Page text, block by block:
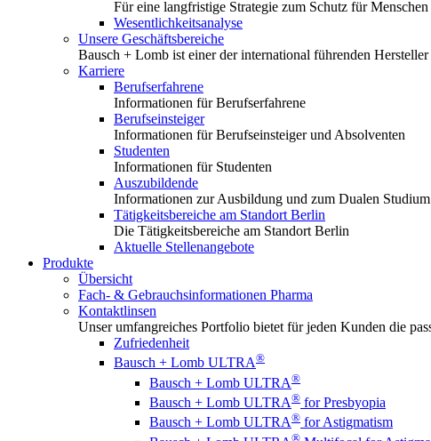
Für eine langfristige Strategie zum Schutz für
Wesentlichkeitsanalyse
Unsere Geschäftsbereiche
Bausch + Lomb ist einer der international führenden
Karriere
Berufserfahrene
Informationen für Berufserfahrene
Berufseinsteiger
Informationen für Berufseinsteiger und Absolventen
Studenten
Informationen für Studenten
Auszubildende
Informationen zur Ausbildung und zum Dualen Studium
Tätigkeitsbereiche am Standort Berlin
Die Tätigkeitsbereiche am Standort Berlin
Aktuelle Stellenangebote
Produkte
Übersicht
Fach- & Gebrauchsinformationen Pharma
Kontaktlinsen
Unser umfangreiches Portfolio bietet für jeden Kunden die
Zufriedenheit
Bausch + Lomb ULTRA®
Bausch + Lomb ULTRA®
Bausch + Lomb ULTRA® for Presbyopia
Bausch + Lomb ULTRA® for Astigmatism
®